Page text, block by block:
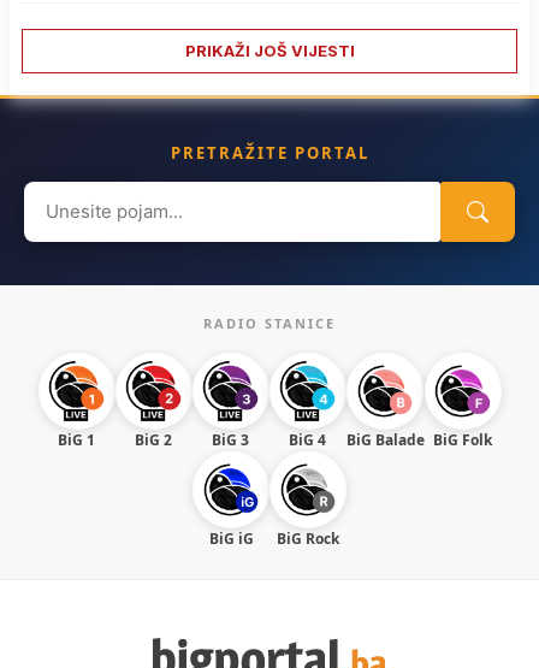
PRIKAŽI JOŠ VIJESTI
PRETRAŽITE PORTAL
Search
for:
RADIO STANICE
BiG 1 BiG 2 BiG 3 BiG 4 BiG Balade BiG Folk
BiG iG BiG Rock